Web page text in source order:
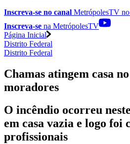
Inscreva-se no canal MetrópolesTV no
Inscreva-se na MetrópolesTV
Página Inicial
Distrito Federal
Distrito Federal
Chamas atingem casa
moradores
O incêndio ocorreu
em casa vazia e logo foi
profissionais